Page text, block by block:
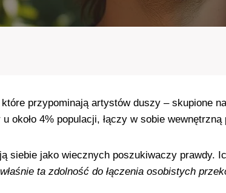
przypominają artystów duszy – skupione
około 4% populacji, łączy w sobie
siebie jako wiecznych poszukiwaczy prawdy.
ta zdolność do łączenia osobistych